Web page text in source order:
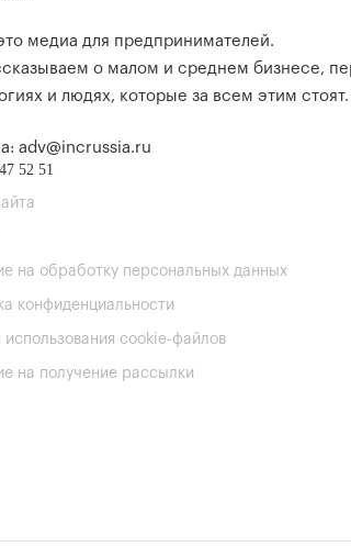
медиа для предпринимателей.
о малом и среднем бизнесе,
и людях, которые за всем этим стоят.
adv@incrussia.ru
52 51
на обработку персональных данных
конфиденциальности
использования cookie-файлов
на получение рассылки